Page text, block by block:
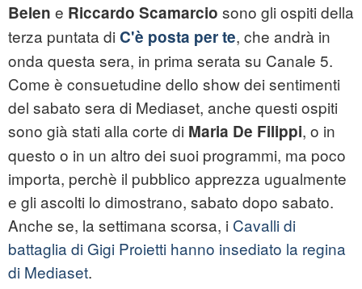
Belen e Riccardo Scamarcio sono gli ospiti della
terza puntata di C'è posta per te, che andrà in
onda questa sera, in prima serata su Canale 5.
Come è consuetudine dello show dei sentimenti
del sabato sera di Mediaset, anche questi ospiti
sono già stati alla corte di Maria De Filippi, o in
questo o in un altro dei suoi programmi, ma poco
importa, perchè il pubblico apprezza ugualmente
e gli ascolti lo dimostrano, sabato dopo sabato.
Anche se, la settimana scorsa, i Cavalli di
battaglia di Gigi Proietti hanno insediato la regina
di Mediaset.